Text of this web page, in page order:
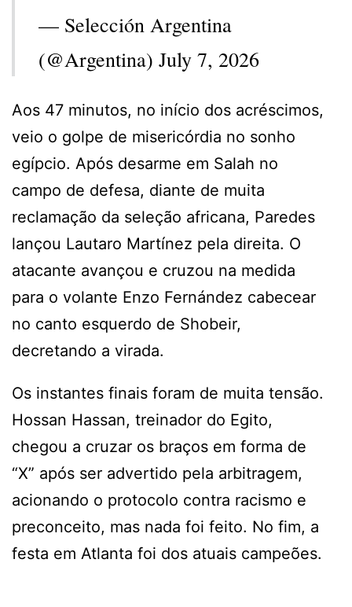
— Selección Argentina
(@Argentina) July 7, 2026
Aos 47 minutos, no início dos acréscimos,
veio o golpe de misericórdia no sonho
egípcio. Após desarme em Salah no
campo de defesa, diante de muita
reclamação da seleção africana, Paredes
lançou Lautaro Martínez pela direita. O
atacante avançou e cruzou na medida
para o volante Enzo Fernández cabecear
no canto esquerdo de Shobeir,
decretando a virada.
Os instantes finais foram de muita tensão.
Hossan Hassan, treinador do Egito,
chegou a cruzar os braços em forma de
“X” após ser advertido pela arbitragem,
acionando o protocolo contra racismo e
preconceito, mas nada foi feito. No fim, a
festa em Atlanta foi dos atuais campeões.